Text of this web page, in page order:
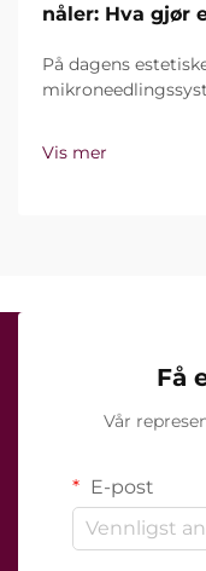
nåler: Hva gjør
På dagens
imidlertid ikke
hvordan de faktisk
Vis mer
Få
Vår
E-post